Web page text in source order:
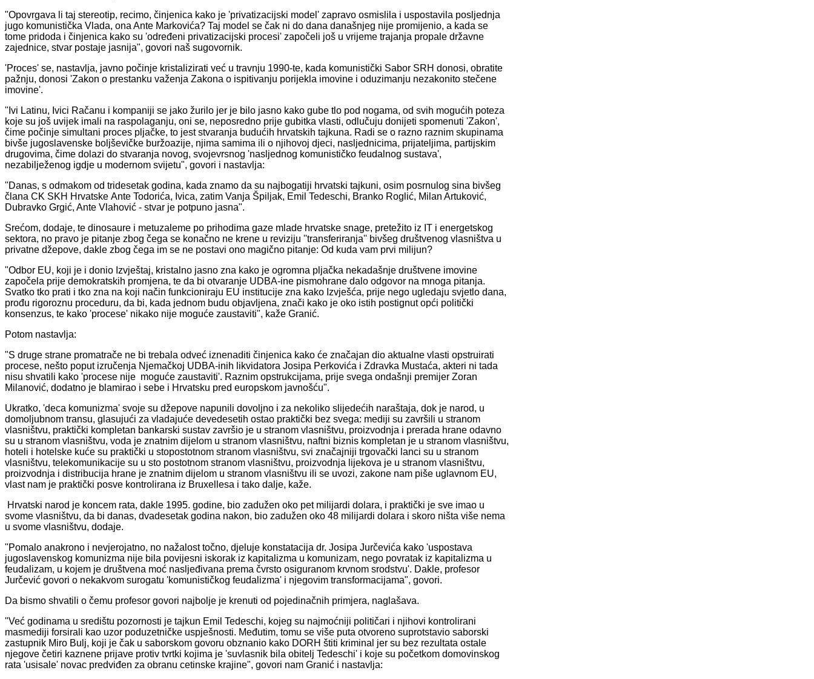
"Opovrgava li taj stereotip, recimo, činjenica kako je 'privatizacijski model' zapravo osmislila i uspostavila posljednja
jugo komunistička Vlada, ona Ante Markovića? Taj model se čak ni do dana današnjeg nije promijenio, a kada se
tome pridoda i činjenica kako su 'određeni privatizacijski procesi' započeli još u vrijeme trajanja propale državne
zajednice, stvar postaje jasnija", govori naš sugovornik.
'Proces' se, nastavlja, javno počinje kristalizirati već u travnju 1990-te, kada komunistički Sabor SRH donosi, obratite
pažnju, donosi 'Zakon o prestanku važenja Zakona o ispitivanju porijekla imovine i oduzimanju nezakonito stečene
imovine'.
"Ivi Latinu, Ivici Račanu i kompaniji se jako žurilo jer je bilo jasno kako gube tlo pod nogama, od svih mogućih poteza
koje su još uvijek imali na raspolaganju, oni se, neposredno prije gubitka vlasti, odlučuju donijeti spomenuti 'Zakon',
čime počinje simultani proces pljačke, to jest stvaranja budućih hrvatskih tajkuna. Radi se o razno raznim skupinama
bivše jugoslavenske boljševičke buržoazije, njima samima ili o njihovoj djeci, nasljednicima, prijateljima, partijskim
drugovima, čime dolazi do stvaranja novog, svojevrsnog 'nasljednog komunističko feudalnog sustava',
nezabilježenog igdje u modernom svijetu", govori i nastavlja:
"Danas, s odmakom od tridesetak godina, kada znamo da su najbogatiji hrvatski tajkuni, osim posrnulog sina bivšeg
člana CK SKH Hrvatske Ante Todorića, Ivica, zatim Vanja Špiljak, Emil Tedeschi, Branko Roglić, Milan Artuković,
Dubravko Grgić, Ante Vlahović - stvar je potpuno jasna".
Srećom, dodaje, te dinosaure i metuzaleme po prihodima gaze mlade hrvatske snage, pretežito iz IT i energetskog
sektora, no pravo je pitanje zbog čega se konačno ne krene u reviziju ''transferiranja'' bivšeg društvenog vlasništva u
privatne džepove, dakle zbog čega im se ne postavi ono magično pitanje: Od kuda vam prvi milijun?
"Odbor EU, koji je i donio Izvještaj, kristalno jasno zna kako je ogromna pljačka nekadašnje društvene imovine
započela prije demokratskih promjena, te da bi otvaranje UDBA-ine pismohrane dalo odgovor na mnoga pitanja.
Svatko tko prati i tko zna na koji način funkcioniraju EU institucije zna kako Izvješća, prije nego ugledaju svjetlo dana,
prođu rigoroznu proceduru, da bi, kada jednom budu objavljena, znači kako je oko istih postignut opći politički
konsenzus, te kako 'procese' nikako nije moguće zaustaviti", kaže Granić.
Potom nastavlja:
"S druge strane promatrače ne bi trebala odveć iznenaditi činjenica kako će značajan dio aktualne vlasti opstruirati
procese, nešto poput izručenja Njemačkoj UDBA-inih likvidatora Josipa Perkovića i Zdravka Mustaća, akteri ni tada
nisu shvatili kako 'procese nije moguće zaustaviti'. Raznim opstrukcijama, prije svega ondašnji premijer Zoran
Milanović, dodatno je blamirao i sebe i Hrvatsku pred europskom javnošću".
Ukratko, 'deca komunizma' svoje su džepove napunili dovoljno i za nekoliko slijedećih naraštaja, dok je narod, u
domoljubnom transu, glasujući za vladajuće devedesetih ostao praktički bez svega: mediji su završili u stranom
vlasništvu, praktički kompletan bankarski sustav završio je u stranom vlasništvu, proizvodnja i prerada hrane odavno
su u stranom vlasništvu, voda je znatnim dijelom u stranom vlasništvu, naftni biznis kompletan je u stranom vlasništvu,
hoteli i hotelske kuće su praktički u stopostotnom stranom vlasništvu, svi značajniji trgovački lanci su u stranom
vlasništvu, telekomunikacije su u sto postotnom stranom vlasništvu, proizvodnja lijekova je u stranom vlasništvu,
proizvodnja i distribucija hrane je znatnim dijelom u stranom vlasništvu ili se uvozi, zakone nam piše uglavnom EU,
vlast nam je praktički posve kontrolirana iz Bruxellesa i tako dalje, kaže.
Hrvatski narod je koncem rata, dakle 1995. godine, bio zadužen oko pet milijardi dolara, i praktički je sve imao u
svome vlasništvu, da bi danas, dvadesetak godina nakon, bio zadužen oko 48 milijardi dolara i skoro ništa više nema
u svome vlasništvu, dodaje.
"Pomalo anakrono i nevjerojatno, no nažalost točno, djeluje konstatacija dr. Josipa Jurčevića kako 'uspostava
jugoslavenskog komunizma nije bila povijesni iskorak iz kapitalizma u komunizam, nego povratak iz kapitalizma u
feudalizam, u kojem je društvena moć nasljeđivana prema čvrsto osiguranom krvnom srodstvu'. Dakle, profesor
Jurčević govori o nekakvom surogatu 'komunističkog feudalizma' i njegovim transformacijama", govori.
Da bismo shvatili o čemu profesor govori najbolje je krenuti od pojedinačnih primjera, naglašava.
"Već godinama u središtu pozornosti je tajkun Emil Tedeschi, kojeg su najmoćniji političari i njihovi kontrolirani
masmediji forsirali kao uzor poduzetničke uspješnosti. Međutim, tomu se više puta otvoreno suprotstavio saborski
zastupnik Miro Bulj, koji je čak u saborskom govoru obznanio kako DORH štiti kriminal jer su bez rezultata ostale
njegove četiri kaznene prijave protiv tvrtki kojima je 'suvlasnik bila obitelj Tedeschi' i koje su početkom domovinskog
rata 'usisale' novac predviđen za obranu cetinske krajine", govori nam Granić i nastavlja: